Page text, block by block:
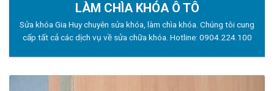
LÀM CHÌA KHÓA Ô TÔ
Sửa khóa Gia Huy chuyên sửa khóa, làm chìa khóa. Chúng tôi cung
cấp tất cả các dịch vụ về sửa chữa khóa. Hotline: 0904.224.100